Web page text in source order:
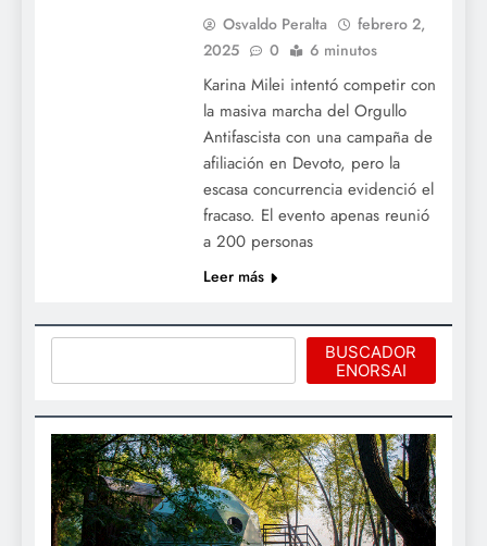
Osvaldo Peralta
febrero 2,
2025
0 6 minutos
Karina Milei intentó competir con
la masiva marcha del Orgullo
Antifascista con una campaña de
afiliación en Devoto, pero la
escasa concurrencia evidenció el
fracaso. El evento apenas reunió
a 200 personas
Leer más
BUSCADOR
ENORSAI